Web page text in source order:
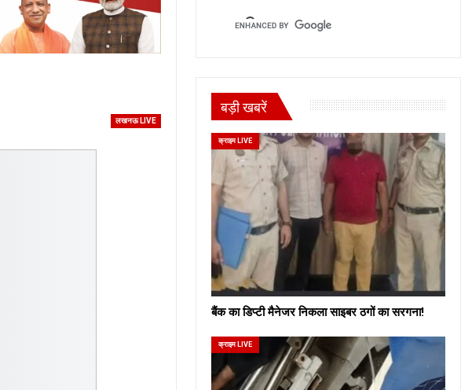
लखनऊ LIVE
बड़ी खबरें
क्राइम LIVE
बैंक का डिप्टी मैनेजर निकला साइबर ठगों का सरगना!
क्राइम LIVE